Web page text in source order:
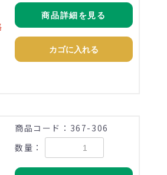
商品詳細を見る
カゴに入れる
商品コード：367-306
数量：